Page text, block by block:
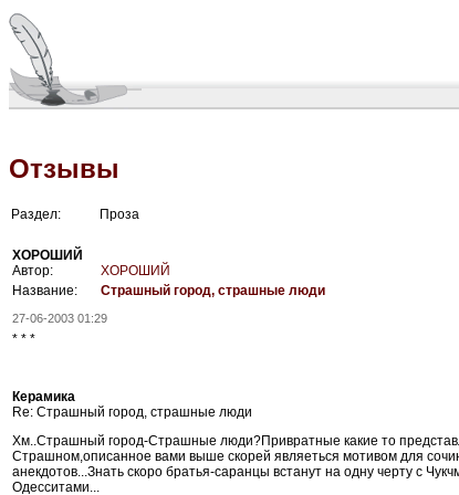
Отзывы
Раздел: Проза
ХОРОШИЙ
Автор:
ХОРОШИЙ
Название:
Страшный город, страшные люди
27-06-2003 01:29
* * *
Керамика
Re: Страшный город, страшные люди
Хм..Страшный город-Страшные люди?Привратные какие то
Страшном,описанное вами выше скорей являеться мотивом для
анекдотов...Знать скоро братья-саранцы встанут на одну черту с
Одесситами...